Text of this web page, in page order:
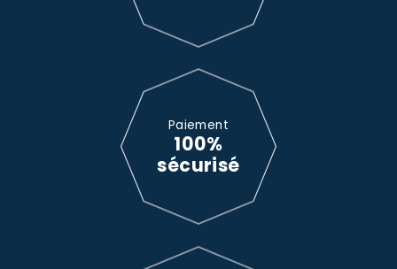
Paiement
100%
sécurisé